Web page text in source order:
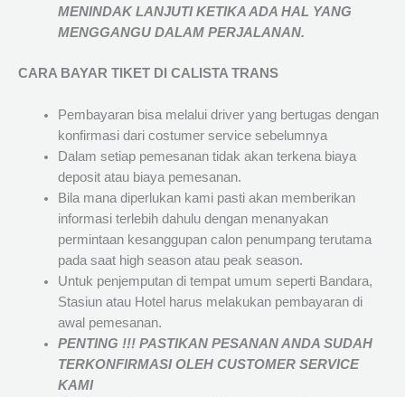
MENINDAK LANJUTI KETIKA ADA HAL YANG
MENGGANGU DALAM PERJALANAN.
CARA BAYAR TIKET DI CALISTA TRANS
Pembayaran bisa melalui driver yang bertugas dengan
konfirmasi dari costumer service sebelumnya
Dalam setiap pemesanan tidak akan terkena biaya
deposit atau biaya pemesanan.
Bila mana diperlukan kami pasti akan memberikan
informasi terlebih dahulu dengan menanyakan
permintaan kesanggupan calon penumpang terutama
pada saat high season atau peak season.
Untuk penjemputan di tempat umum seperti Bandara,
Stasiun atau Hotel harus melakukan pembayaran di
awal pemesanan.
PENTING !!! PASTIKAN PESANAN ANDA SUDAH
TERKONFIRMASI OLEH CUSTOMER SERVICE
KAMI